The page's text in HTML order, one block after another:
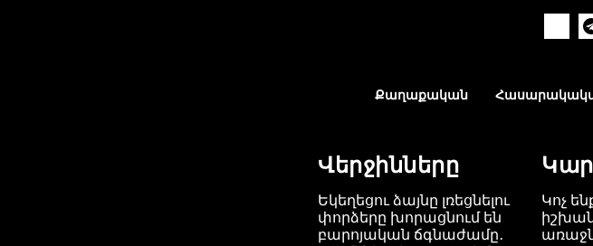
Քաղաքական
Վերջինները
Եկեղեցու ձայնը լռեցնելու
փորձերը խորացնում են
բարոյական ճգնաժամը․
Կոչ